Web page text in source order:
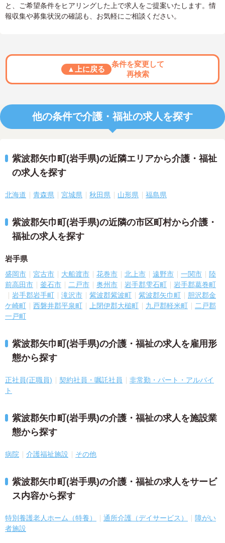
と、ご希望条件をヒアリングした上で求人をご提案いたします。情
報収集や募集状況の確認も、お気軽にご相談ください。
▲上に戻る
条件を変更して
再検索
他の条件で介護・福祉の求人を探す
紫波郡矢巾町(岩手県)の近隣エリアから介護・福祉
の求人を探す
北海道 青森県 宮城県 秋田県 山形県 福島県
紫波郡矢巾町(岩手県)の近隣の市区町村から介護・
福祉の求人を探す
岩手県
盛岡市 宮古市 大船渡市 花巻市 北上市 遠野市 一関市
陸
前高田市
釜石市 二戸市 奥州市 岩手郡雫石町
岩手郡葛巻町
岩手郡岩手町
滝沢市 紫波郡紫波町 紫波郡矢巾町
胆沢郡金
ケ崎町
西磐井郡平泉町 上閉伊郡大槌町 九戸郡軽米町
二戸郡
一戸町
紫波郡矢巾町(岩手県)の介護・福祉の求人を雇用形
態から探す
正社員(正職員) 契約社員・嘱託社員
非常勤・パート・アルバイ
ト
紫波郡矢巾町(岩手県)の介護・福祉の求人を施設業
態から探す
病院 介護福祉施設 その他
紫波郡矢巾町(岩手県)の介護・福祉の求人をサービ
ス内容から探す
特別養護老人ホーム（特養） 通所介護（デイサービス）
障がい
者施設